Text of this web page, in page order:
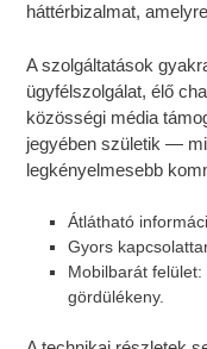
háttérbizalmat,
A szolgáltatások
ügyfélszolgálat, élő
közösségi média
jegyében születik —
legkényelmesebb
Átlátható
Gyors
Mobilbarát
gördülékeny.